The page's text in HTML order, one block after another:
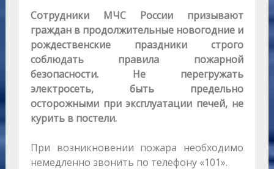
Сотрудники МЧС России призывают
граждан в продолжительные новогодние и
рождественские праздники строго
соблюдать правила пожарной
безопасности. Не перегружать
электросеть, быть предельно
осторожными при эксплуатации печей, не
курить в постели.
При возникновении пожара необходимо
немедленно звонить по телефону «101».